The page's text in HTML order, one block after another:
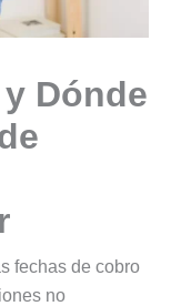
Dónde
fechas de cobro
no